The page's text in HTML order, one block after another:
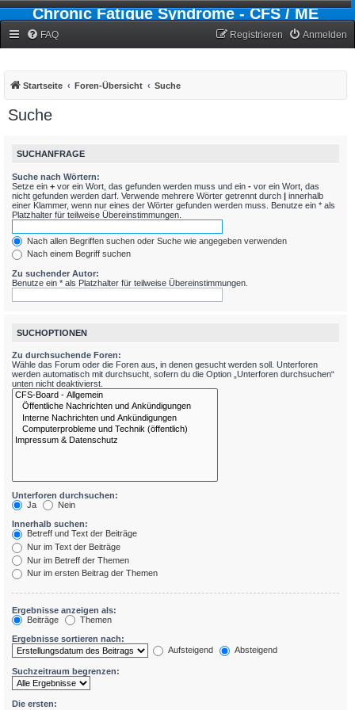
Chronic Fatigue Syndrome - CFS / ME
FAQ Anmelden
Registrieren
Startseite Foren-Übersicht Suche
Suche
SUCHANFRAGE
Suche nach Wörtern:
Setze ein + vor ein Wort, das gefunden werden muss und ein - vor ein Wort, das
nicht gefunden werden darf. Verwende mehrere Wörter getrennt durch | innerhalb
einer Klammer, wenn nur eines der Wörter gefunden werden muss. Benutze ein * als
Platzhalter für teilweise Übereinstimmungen.
Nach allen Begriffen suchen oder Suche wie angegeben verwenden
Nach einem Begriff suchen
Zu suchender Autor:
Benutze ein * als Platzhalter für teilweise Übereinstimmungen.
SUCHOPTIONEN
Zu durchsuchende Foren:
Wähle das Forum oder die Foren aus, in denen gesucht werden soll. Unterforen
werden automatisch mit durchsucht, sofern du die Option „Unterforen durchsuchen“
unten nicht deaktivierst.
Unterforen durchsuchen:
Ja
Nein
Innerhalb suchen:
Betreff und Text der Beiträge
Nur im Text der Beiträge
Nur im Betreff der Themen
Nur im ersten Beitrag der Themen
Ergebnisse anzeigen als:
Beiträge
Themen
Ergebnisse sortieren nach:
Aufsteigend
Absteigend
Suchzeitraum begrenzen:
Die ersten: